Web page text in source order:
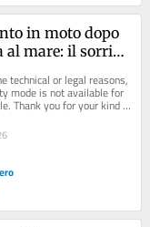
in moto dopo
al mare: il sorriso
technical or legal reasons,
mode is not available for
Thank you for your kind